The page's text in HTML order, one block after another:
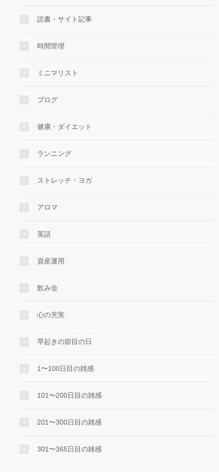
読書・サイト記事
時間管理
ミニマリスト
ブログ
健康・ダイエット
ランニング
ストレッチ・ヨガ
アロマ
英語
資産運用
飲み会
心の充実
早起きの節目の日
1〜100日目の雑感
101〜200日目の雑感
201〜300日目の雑感
301〜365日目の雑感